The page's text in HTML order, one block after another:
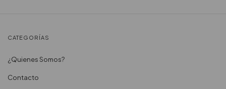
CATEGORÍAS
¿Quienes Somos?
Contacto